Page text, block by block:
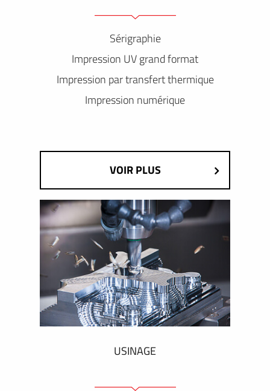
Sérigraphie
Impression UV grand format
Impression par transfert thermique
Impression numérique
VOIR PLUS
USINAGE